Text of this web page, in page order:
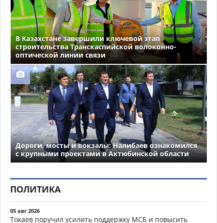
В Казахстане завершили ключевой этап
строительства Транскаспийской волоконно-
оптической линии связи
Дороги, мосты и вокзалы: Налибаев ознакомился
с крупными проектами в Актюбинской области
ПОЛИТИКА
05 авг 2026
Токаев поручил усилить поддержку МСБ и повысить